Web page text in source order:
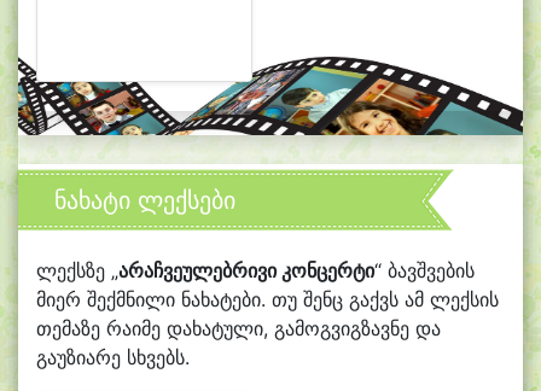
ნახატი ლექსები
ლექსზე „არაჩვეულებრივი კონცერტი“ ბავშვების
მიერ შექმნილი ნახატები. თუ შენც გაქვს ამ ლექსის
თემაზე რაიმე დახატული, გამოგვიგზავნე და
გაუზიარე სხვებს.